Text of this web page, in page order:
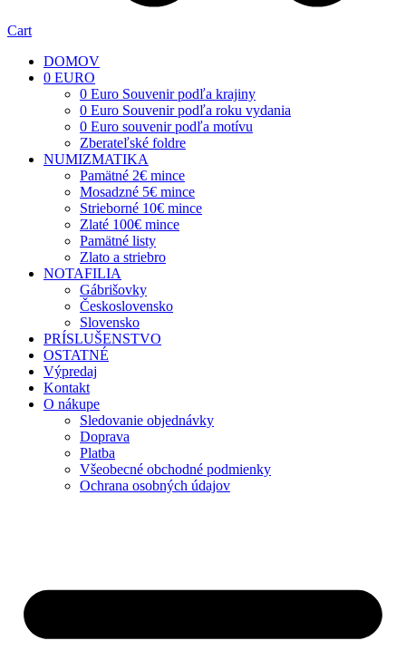
Cart
DOMOV
0 EURO
0 Euro Souvenir podľa krajiny
0 Euro Souvenir podľa roku vydania
0 Euro souvenir podľa motívu
Zberateľské foldre
NUMIZMATIKA
Pamätné 2€ mince
Mosadzné 5€ mince
Strieborné 10€ mince
Zlaté 100€ mince
Pamätné listy
Zlato a striebro
NOTAFILIA
Gábrišovky
Československo
Slovensko
PRÍSLUŠENSTVO
OSTATNÉ
Výpredaj
Kontakt
O nákupe
Sledovanie objednávky
Doprava
Platba
Všeobecné obchodné podmienky
Ochrana osobných údajov